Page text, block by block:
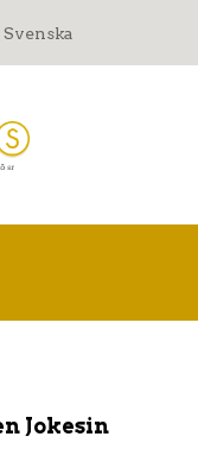
Svenska
Jokesin